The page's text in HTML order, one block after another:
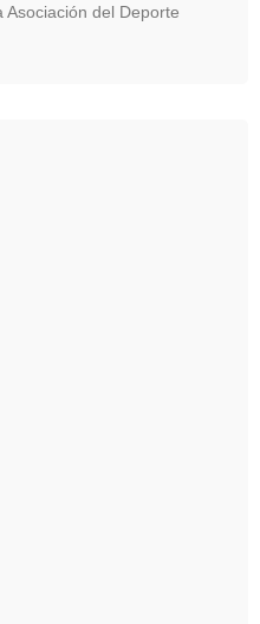
del Deporte